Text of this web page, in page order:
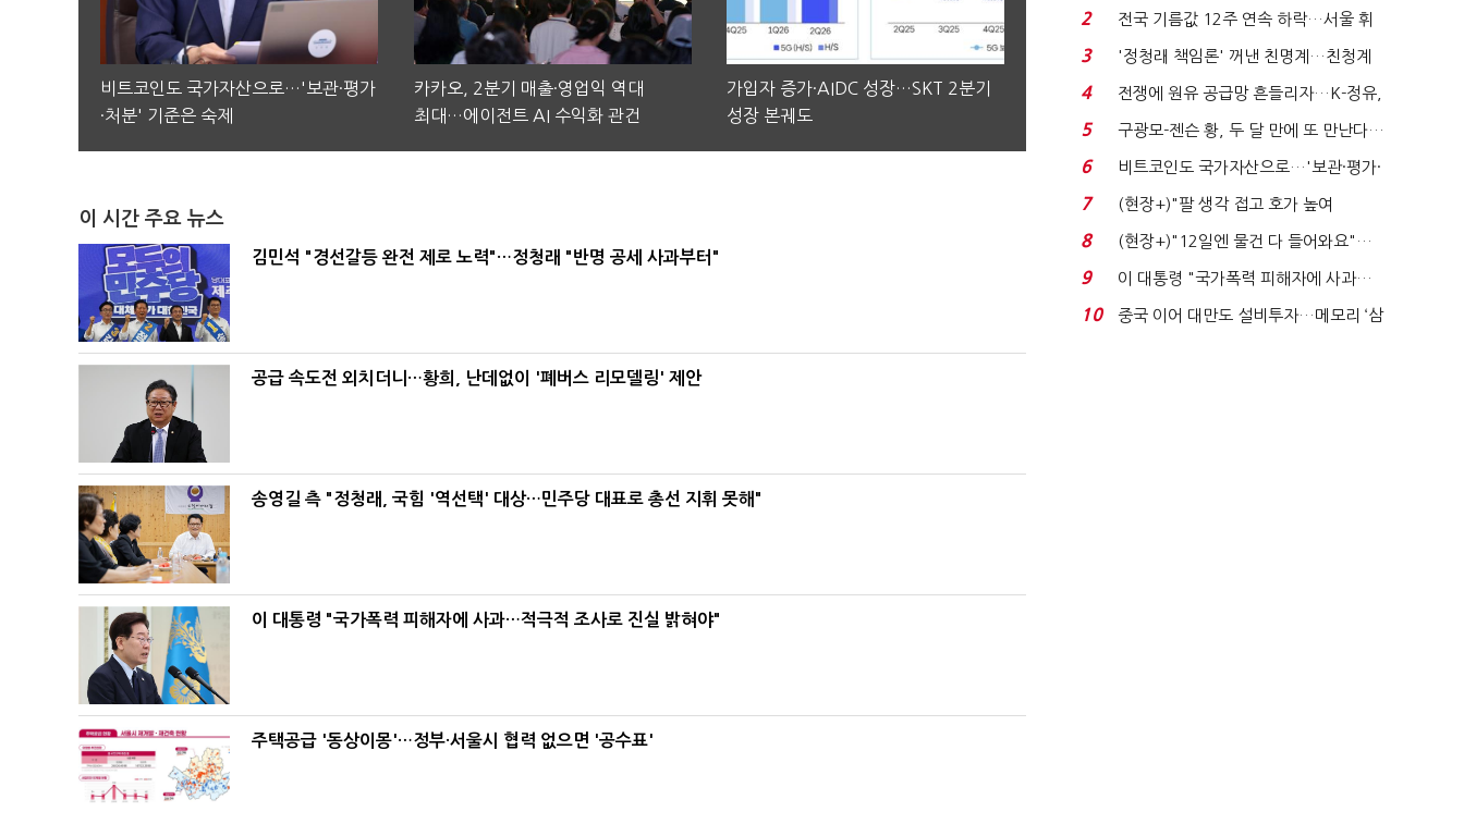
비트코인도 국가자산으로…'보관·평가
·처분' 기준은 숙제
카카오, 2분기 매출·영업익 역대
최대…에이전트 AI 수익화 관건
가입자 증가·AIDC 성장…SKT 2분기
성장 본궤도
이 시간 주요 뉴스
김민석 "경선갈등 완전 제로 노력"…정청래 "반명 공세 사과부터"
공급 속도전 외치더니…황희, 난데없이 '폐버스 리모델링' 제안
송영길 측 "정청래, 국힘 '역선택' 대상…민주당 대표로 총선 지휘 못해"
이 대통령 "국가폭력 피해자에 사과…적극적 조사로 진실 밝혀야"
주택공급 '동상이몽'…정부·서울시 협력 없으면 '공수표'
청래 "반명 공세 사...
2
전국 기름값 12주 연속 하락…서울 휘
발윳값 1909원...
3
'정청래 책임론' 꺼낸 친명계…친청계
는 추가투표 때리기...
4
전쟁에 원유 공급망 흔들리자…K-정유,
에너지안보 핵심...
5
구광모-젠슨 황, 두 달 만에 또 만난다…
로봇·AI 등 논...
6
비트코인도 국가자산으로…'보관·평가·
처분' 기준은 ...
7
(현장+)"팔 생각 접고 호가 높여
요"…'덜 똘똘한 한 채' 20...
8
(현장+)"12일엔 물건 다 들어와요"…
빈 매대 채우며 문 연 ...
9
이 대통령 "국가폭력 피해자에 사과…
적극적 조사로 진...
10
중국 이어 대만도 설비투자…메모리 ‘삼